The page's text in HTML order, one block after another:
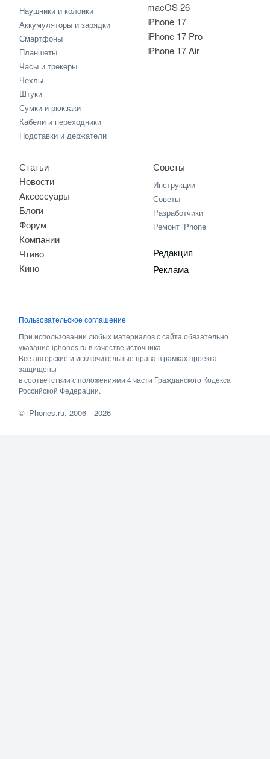
macOS 26
iPhone 17
iPhone 17 Pro
iPhone 17 Air
Наушники и колонки
Аккумуляторы и зарядки
Смартфоны
Планшеты
Часы и трекеры
Чехлы
Штуки
Сумки и рюкзаки
Кабели и переходники
Подставки и держатели
Статьи
Новости
Аксессуары
Блоги
Форум
Компании
Чтиво
Кино
Советы
Инструкции
Советы
Разработчики
Ремонт iPhone
Редакция
Реклама
Пользовательское соглашение
При использовании любых материалов с сайта обязательно
указание iphones.ru в качестве источника.
Все авторские и исключительные права в рамках проекта
защищены
в соответствии с положениями 4 части Гражданского Кодекса
Российской Федерации.
©iPhones.ru, 2006—2026